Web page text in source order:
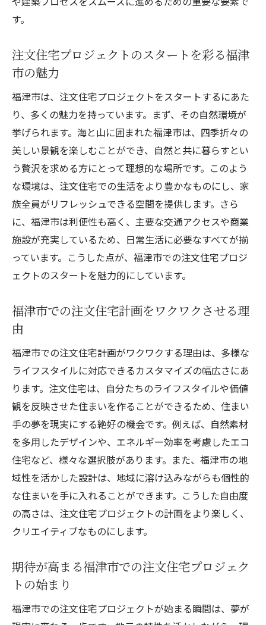
市のヒント
市の知識
福津市における注文住宅設計の成功ポイン
ト
福津市の地元文化を取り入れた注文住宅のデザ
イン
福津市の伝統を取り入れた注文住宅デザイ
ンの魅力
地元文化を反映した福津市の注文住宅デザ
イン
福津市の歴史と文化を融合させた注文住宅
の設計
福津市にインスパイアされた注文住宅のデ
地域の特性を生かした福津市での注文住宅
福津市の文化を取り入れた注文住宅作りの
ポイント
信頼できる施工業者選びで注文住宅成功への道
を開く
福津市で注文住宅を成功させる施工業者選
びの秘訣
信頼できる業者が福津市の注文住宅成功を
支える
福津市での注文住宅施工業者選定の重要性
注文住宅プロジェクト成功のための施工業
者選び
福津市で安心して任せられる施工業者の選
び方
選び
す。
注文住宅プロジェクトのスタートを彩る福津
市の魅力
福津市は、注文住宅プロジェクトをスタートするにあた
り、多くの魅力を持っています。まず、その自然環境が
挙げられます。海と山に囲まれた福津市は、四季折々の
美しい景観を楽しむことができ、自然と共に暮らすとい
う贅沢を求める方にとって理想的な場所です。このよう
な環境は、注文住宅での生活をより豊かなものにし、家
族全員がリフレッシュできる空間を提供します。さら
に、福津市は利便性も高く、主要な交通アクセスや商業
施設が充実しているため、日常生活に必要なすべてが揃
っています。こうした点が、福津市での注文住宅プロジ
ェクトのスタートを魅力的にしています。
福津市での注文住宅計画をワクワクさせる理
由
福津市での注文住宅計画がワクワクする理由は、多様な
ライフスタイルに対応できるカスタマイズの幅広さにあ
ります。注文住宅は、自分たちのライフスタイルや価値
観を反映させた住まいを作ることができるため、住まい
手の夢を現実にする絶好の機会です。例えば、自然素材
を多用したデザインや、エネルギー効率を考慮したエコ
住宅など、様々な選択肢があります。また、福津市の地
域性を活かした設計は、地域に溶け込みながらも個性的
な住まいを手に入れることができます。こうした自由度
の高さは、注文住宅プロジェクトの計画をより楽しく、
クリエイティブなものにします。
期待が高まる福津市での注文住宅プロジェク
トの始まり
福津市での注文住宅プロジェクトが始まる瞬間は、夢が